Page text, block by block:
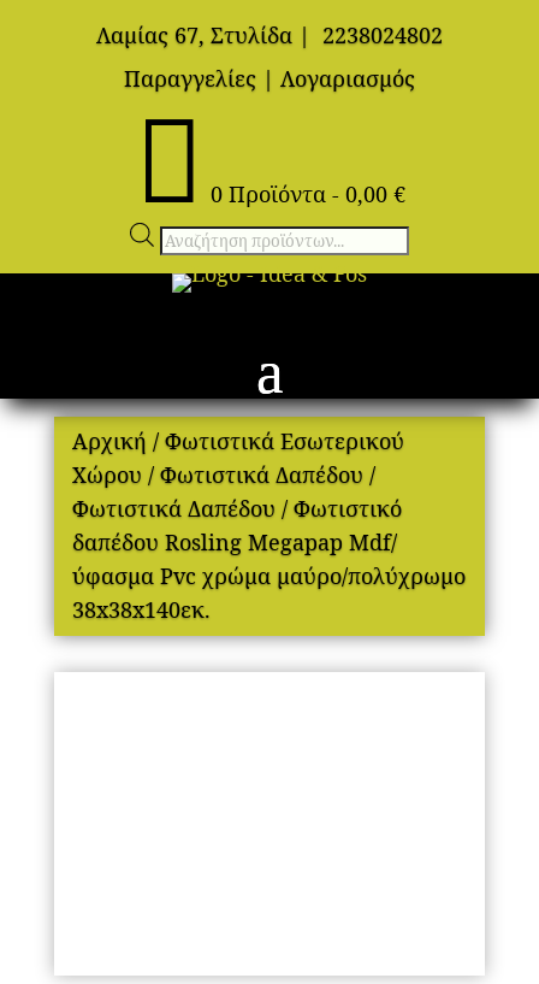
Λαμίας 67, Στυλίδα |
2238024802
Παραγγελίες | Λογαριασμός
 0 Προϊόντα - 0,00 €
Αναζήτηση
προϊόντων
Αρχική / Φωτιστικά Εσωτερικού
Χώρου / Φωτιστικά Δαπέδου /
Φωτιστικά Δαπέδου / Φωτιστικό
δαπέδου Rosling Megapap Mdf/
ύφασμα Pvc χρώμα μαύρο/πολύχρωμο
38x38x140εκ.